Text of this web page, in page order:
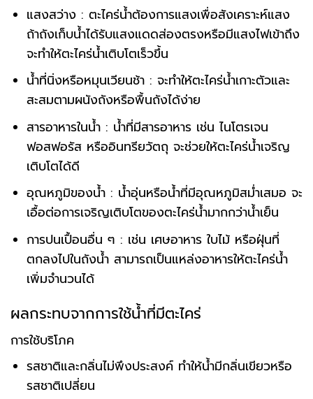
แสงสว่าง : ตะไคร่น้ำต้องการแสงเพื่อสังเคราะห์แสง
ถ้าถังเก็บน้ำได้รับแสงแดดส่องตรงหรือมีแสงไฟเข้าถึง
จะทำให้ตะไคร่น้ำเติบโตเร็วขึ้น
น้ำที่นิ่งหรือหมุนเวียนช้า : จะทำให้ตะไคร่น้ำเกาะตัวและ
สะสมตามผนังถังหรือพื้นถังได้ง่าย
สารอาหารในน้ำ : น้ำที่มีสารอาหาร เช่น ไนโตรเจน
ฟอสฟอรัส หรืออินทรียวัตถุ จะช่วยให้ตะไคร่น้ำเจริญ
เติบโตได้ดี
อุณหภูมิของน้ำ : น้ำอุ่นหรือน้ำที่มีอุณหภูมิสม่ำเสมอ จะ
เอื้อต่อการเจริญเติบโตของตะไคร่น้ำมากกว่าน้ำเย็น
การปนเปื้อนอื่น ๆ : เช่น เศษอาหาร ใบไม้ หรือฝุ่นที่
ตกลงไปในถังน้ำ สามารถเป็นแหล่งอาหารให้ตะไคร่น้ำ
เพิ่มจำนวนได้
ผลกระทบจากการใช้น้ำที่มีตะไคร่
การใช้บริโภค
รสชาติและกลิ่นไม่พึงประสงค์ ทำให้น้ำมีกลิ่นเขียวหรือ
รสชาติเปลี่ยน